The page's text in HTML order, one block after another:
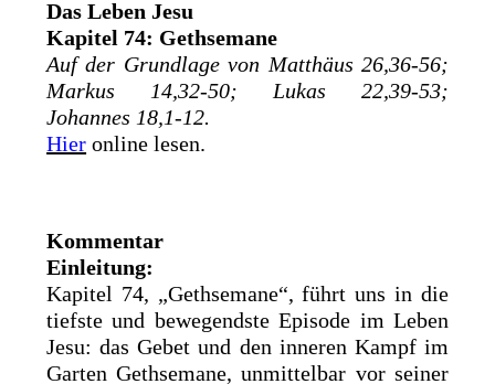
Das Leben Jesu
Kapitel 74: Gethsemane
Auf der Grundlage von Matthäus 26,36-56;
Markus 14,32-50; Lukas 22,39-53;
Johannes 18,1-12.
Hier online lesen.
Kommentar
Einleitung:
Kapitel 74, „Gethsemane“, führt uns in die
tiefste und bewegendste Episode im Leben
Jesu: das Gebet und den inneren Kampf im
Garten Gethsemane, unmittelbar vor seiner